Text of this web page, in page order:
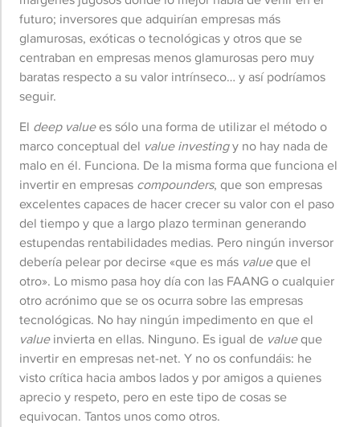
futuro; inversores que adquirían empresas más
glamurosas, exóticas o tecnológicas y otros que se
centraban en empresas menos glamurosas pero muy
baratas respecto a su valor intrínseco… y así podríamos
seguir.
El deep valuees sólo una forma de utilizar el método o
marco conceptual del value investingy no hay nada de
malo en él. Funciona. De la misma forma que funciona el
invertir en empresas compounders, que son empresas
excelentes capaces de hacer crecer su valor con el paso
del tiempo y que a largo plazo terminan generando
estupendas rentabilidades medias. Pero ningún inversor
debería pelear por decirse «que es más valueque el
otro». Lo mismo pasa hoy día con las FAANG o cualquier
otro acrónimo que se os ocurra sobre las empresas
tecnológicas. No hay ningún impedimento en que el
valueinvierta en ellas. Ninguno. Es igual de valueque
invertir en empresas net-net. Y no os confundáis: he
visto crítica hacia ambos lados y por amigos a quienes
aprecio y respeto, pero en este tipo de cosas se
equivocan. Tantos unos como otros.